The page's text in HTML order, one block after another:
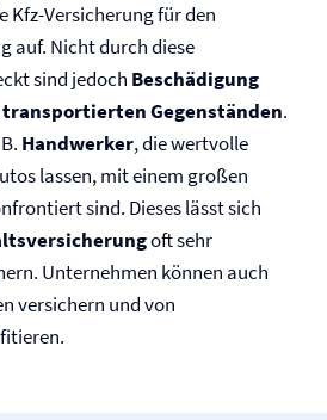
Kfz-Versicherung für den
auf. Nicht durch diese
sind jedoch Beschädigung
Gegenständen.
Handwerker, die wertvolle
lassen, mit einem großen
sind. Dieses lässt sich
oft sehr
Unternehmen können auch
versichern und von